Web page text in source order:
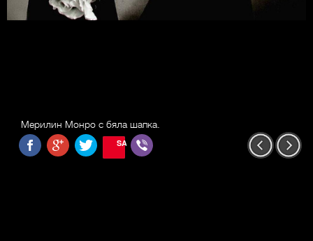
Мерилин Монро с бяла шапка.
SAVE